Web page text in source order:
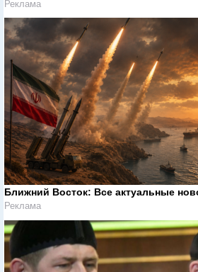
Реклама
Ближний Восток: Все актуальные
Реклама